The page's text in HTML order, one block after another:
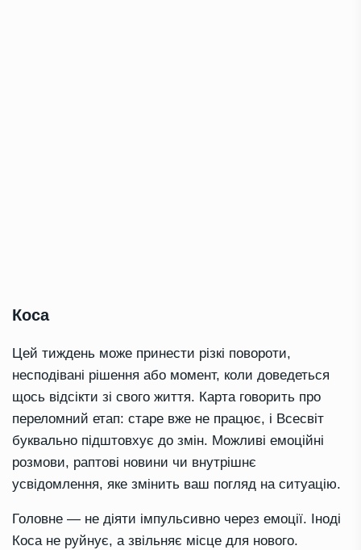
Коса
Цей тиждень може принести різкі повороти,
несподівані рішення або момент, коли доведеться
щось відсікти зі свого життя. Карта говорить про
переломний етап: старе вже не працює, і Всесвіт
буквально підштовхує до змін. Можливі емоційні
розмови, раптові новини чи внутрішнє
усвідомлення, яке змінить ваш погляд на ситуацію.
Головне — не діяти імпульсивно через емоції. Іноді
Коса не руйнує, а звільняє місце для нового.